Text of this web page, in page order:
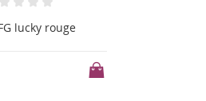
turquoises sur